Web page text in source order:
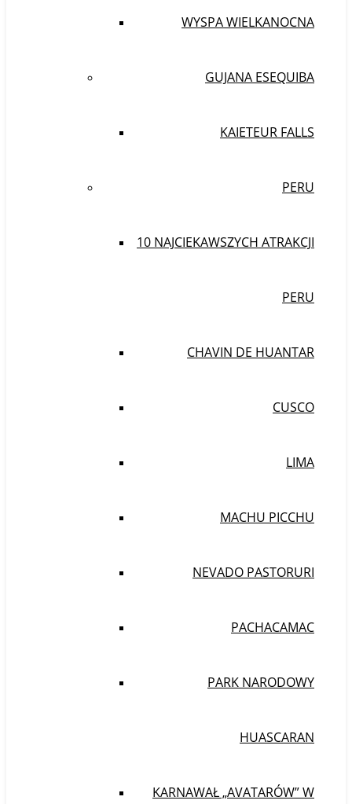
WYSPA WIELKANOCNA
GUJANA ESEQUIBA
KAIETEUR FALLS
PERU
10 NAJCIEKAWSZYCH ATRAKCJI
PERU
CHAVIN DE HUANTAR
CUSCO
LIMA
MACHU PICCHU
NEVADO PASTORURI
PACHACAMAC
PARK NARODOWY
HUASCARAN
KARNAWAŁ „AVATARÓW” W